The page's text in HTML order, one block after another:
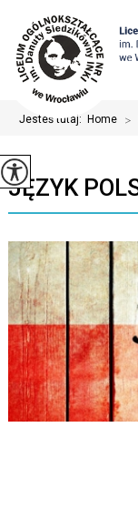
Jesteś tutaj: Home >
JĘZYK